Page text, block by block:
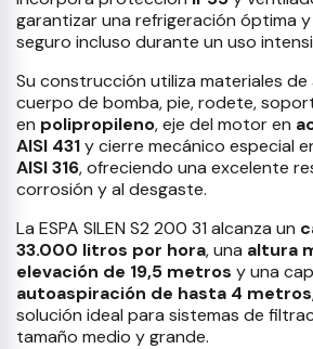
garantizar una refrigeración óptima
seguro incluso durante un uso
Su construcción utiliza materiales
cuerpo de bomba, pie, rodete,
en polipropileno, eje del motor en
AISI 431y cierre mecánico especial
AISI 316, ofreciendo una excelente
corrosión y al desgaste.
La ESPA SILEN S2 200 31 alcanza un
33.000 litros por hora, una altura
elevación de 19,5 metros y una
autoaspiración de hasta 4 metros
solución ideal para sistemas de
tamaño medio y grande.